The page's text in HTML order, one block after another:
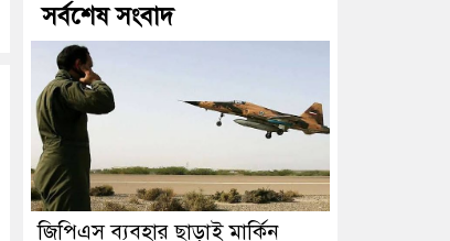
সর্বশেষ সংবাদ
জিপিএস ব্যবহার ছাড়াই মার্কিন